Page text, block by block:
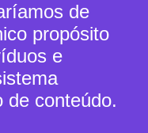
de
propósito
e
de conteúdo.